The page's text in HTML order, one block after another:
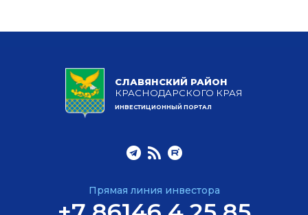
СЛАВЯНСКИЙ РАЙОН
КРАСНОДАРСКОГО КРАЯ
ИНВЕСТИЦИОННЫЙ ПОРТАЛ
Прямая линия инвестора